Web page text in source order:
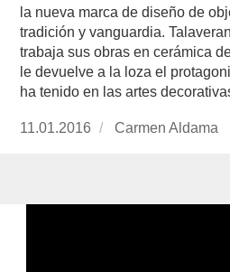
la nueva marca de diseño de
tradición y vanguardia.
trabaja sus obras en cerámica
le devuelve a la loza el
ha tenido en las artes
Publicado
11.01.2016
https://
Carmen Aldama